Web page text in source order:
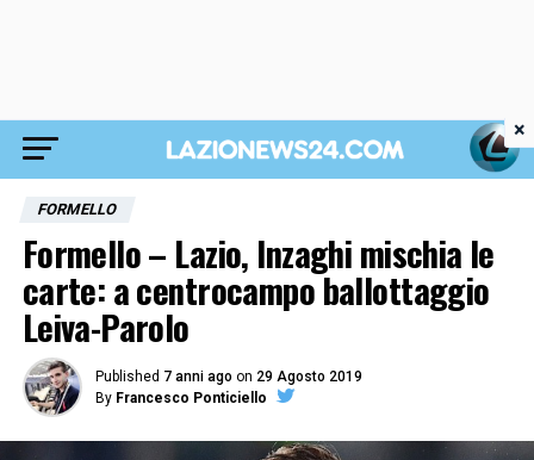
FORMELLO
Formello – Lazio, Inzaghi mischia le
carte: a centrocampo ballottaggio
Leiva-Parolo
Published 7 anni ago on 29 Agosto 2019
By Francesco Ponticiello
×